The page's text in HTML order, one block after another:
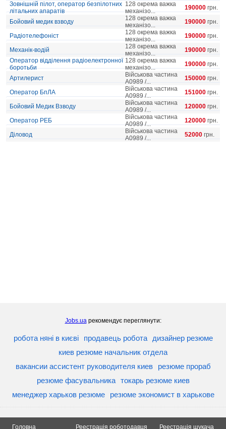
Зовнішній пілот, оператор безпілотних
літальних апаратів
128 окрема важка
механізо...
190000 грн.
Бойовий медик взводу
128 окрема важка
механізо...
190000 грн.
Радіотелефоніст
128 окрема важка
механізо...
190000 грн.
Механік-водій
128 окрема важка
механізо...
190000 грн.
Оператор відділення радіоелектронної
боротьби
128 окрема важка
механізо...
190000 грн.
Артилерист
Військова частина
А0989 /...
150000 грн.
Оператор БпЛА
Військова частина
А0989 /...
151000 грн.
Бойовий Медик Взводу
Військова частина
А0989 /...
120000 грн.
Оператор РЕБ
Військова частина
А0989 /...
120000 грн.
Діловод
Військова частина
А0989 /...
52000 грн.
Jobs.uaрекомендує переглянути:
робота няні в києві продавець робота
дизайнер резюме
киев резюме начальник отдела
вакансии ассистент руководителя киев
резюме прораб
резюме фасувальника
токарь резюме киев
менеджер харьков резюме
резюме экономист в харькове
Головна Реестрація роботодавця Реестрація шукача